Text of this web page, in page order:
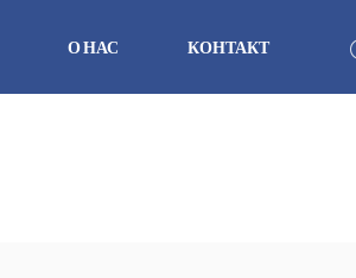
О НАС КОНТАКТ